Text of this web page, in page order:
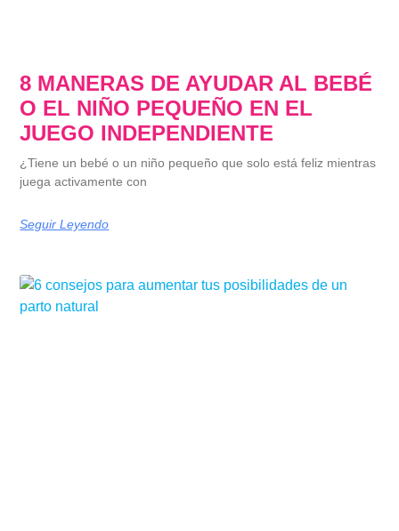
8 MANERAS DE AYUDAR AL BEBÉ
O EL NIÑO PEQUEÑO EN EL
JUEGO INDEPENDIENTE
¿Tiene un bebé o un niño pequeño que solo está feliz mientras
juega activamente con
Seguir Leyendo